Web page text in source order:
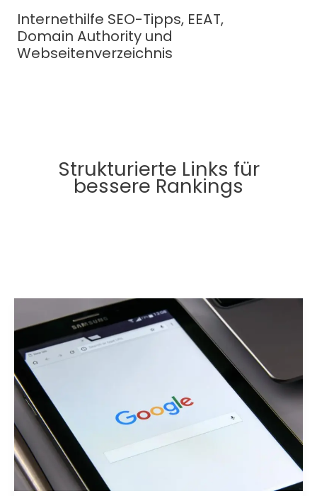
Inhalt
springen
Internethilfe SEO-Tipps, EEAT,
Domain Authority und
Webseitenverzeichnis
Strukturierte Links für
bessere Rankings